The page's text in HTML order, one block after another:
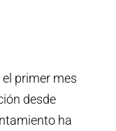
primer mes
desde
ha